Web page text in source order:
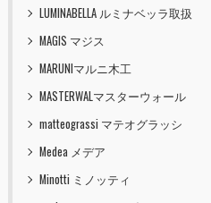
LUMINABELLA ルミナベッラ取扱
MAGIS マジス
MARUNIマルニ木工
MASTERWALマスターウォール
matteograssi マテオグラッシ
Medea メデア
Minotti ミノッティ